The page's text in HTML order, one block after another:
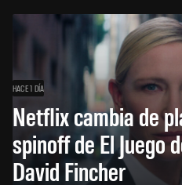
HACE 1 DÍA
Netflix cambia de
spinoff de El Juego
David Fincher